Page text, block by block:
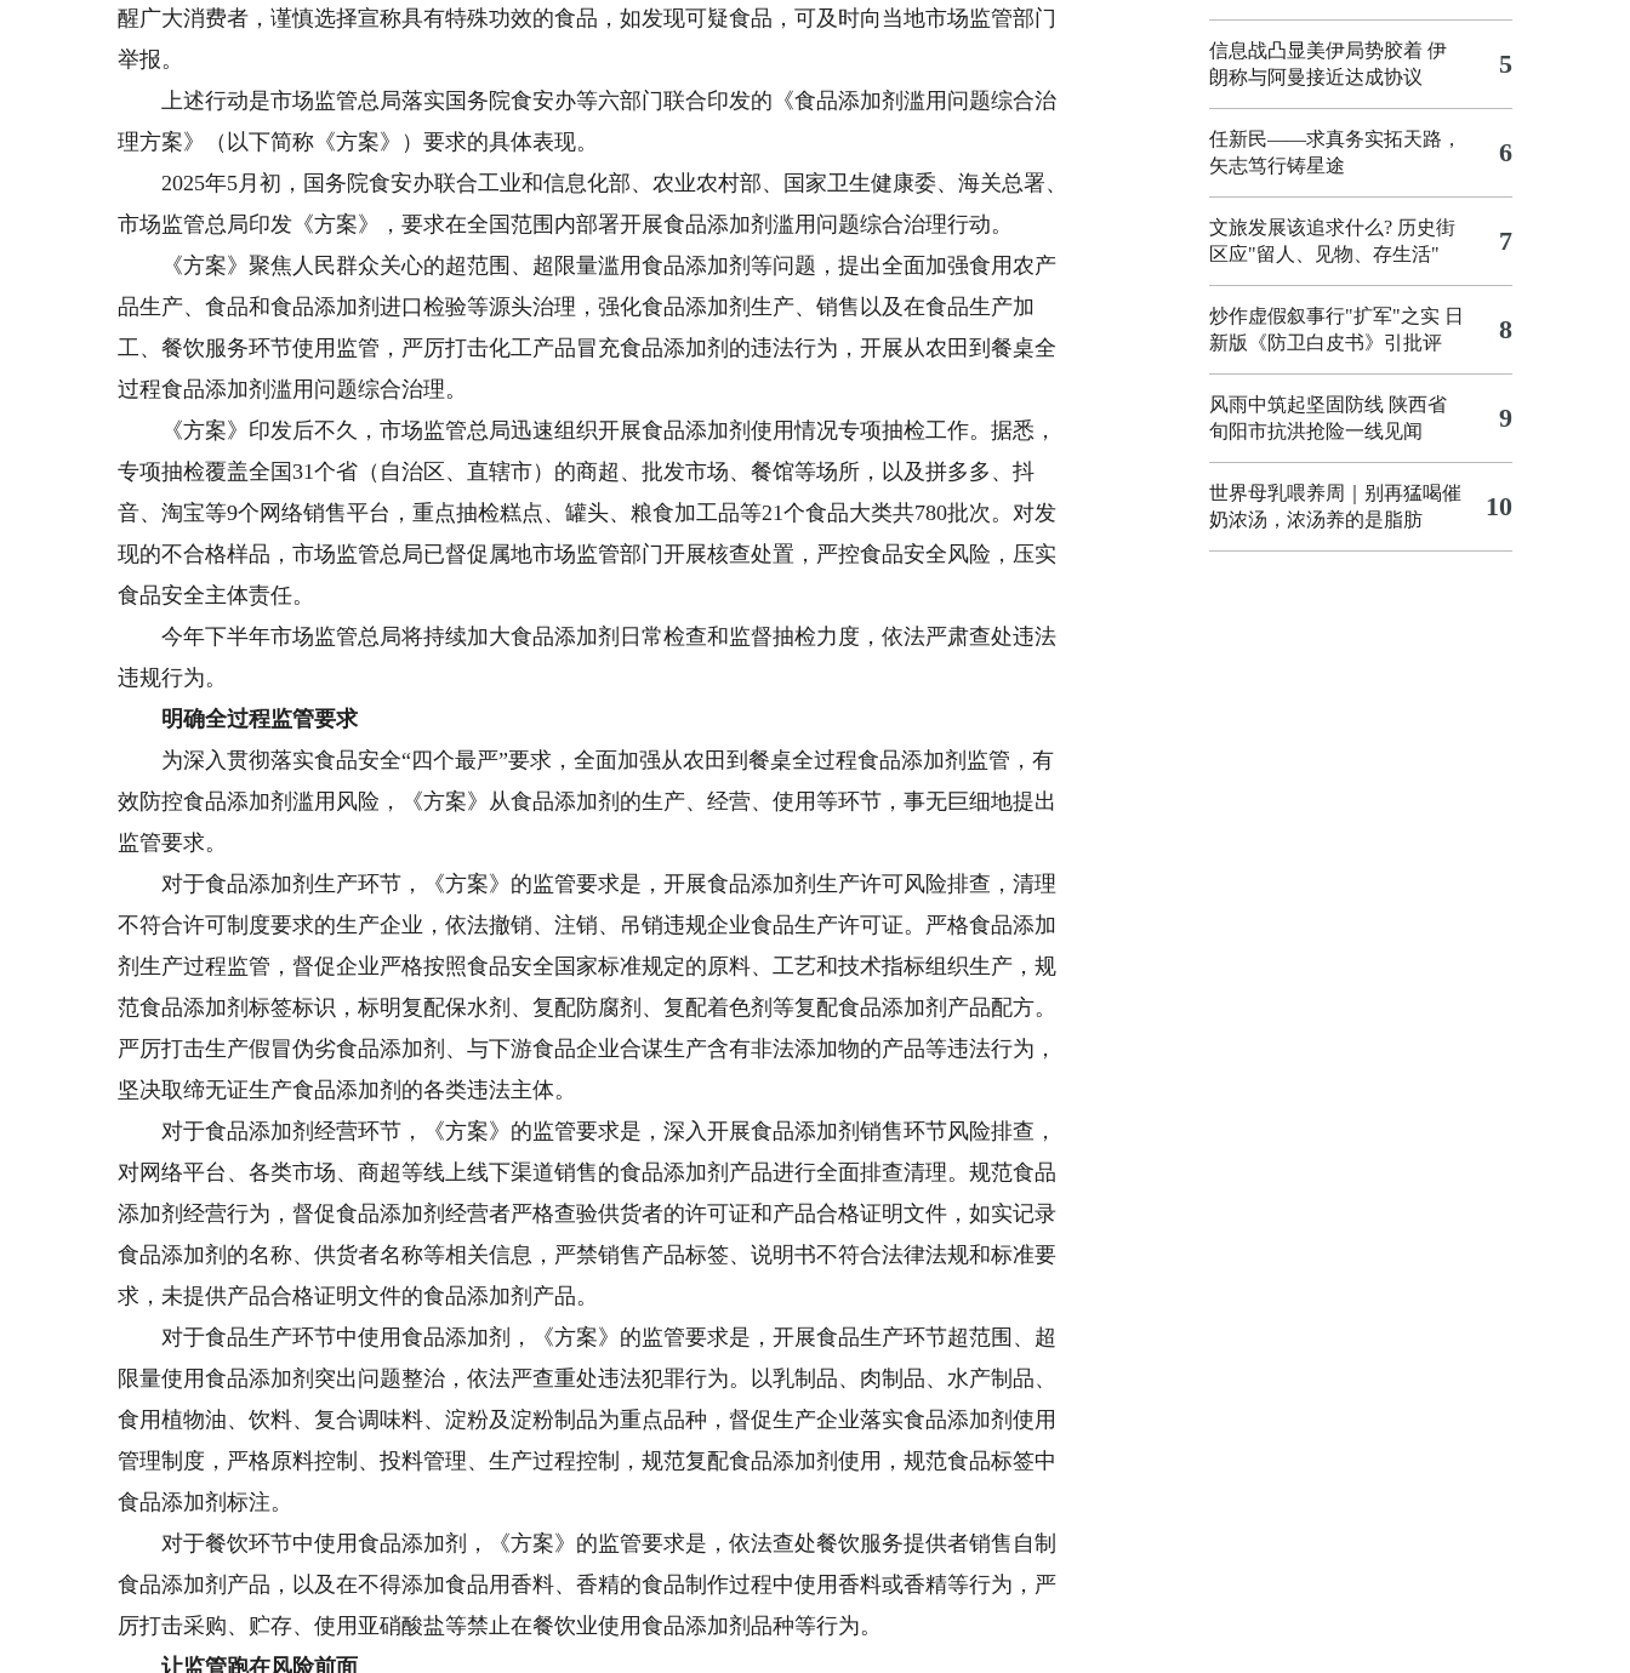
醒广大消费者，谨慎选择宣称具有特殊功效的食品，如发现可疑食品，可及时向当地市场监管部门
举报。
上述行动是市场监管总局落实国务院食安办等六部门联合印发的《食品添加剂滥用问题综合治
理方案》（以下简称《方案》）要求的具体表现。
2025年5月初，国务院食安办联合工业和信息化部、农业农村部、国家卫生健康委、海关总署、
市场监管总局印发《方案》，要求在全国范围内部署开展食品添加剂滥用问题综合治理行动。
《方案》聚焦人民群众关心的超范围、超限量滥用食品添加剂等问题，提出全面加强食用农产
品生产、食品和食品添加剂进口检验等源头治理，强化食品添加剂生产、销售以及在食品生产加
工、餐饮服务环节使用监管，严厉打击化工产品冒充食品添加剂的违法行为，开展从农田到餐桌全
过程食品添加剂滥用问题综合治理。
《方案》印发后不久，市场监管总局迅速组织开展食品添加剂使用情况专项抽检工作。据悉，
专项抽检覆盖全国31个省（自治区、直辖市）的商超、批发市场、餐馆等场所，以及拼多多、抖
音、淘宝等9个网络销售平台，重点抽检糕点、罐头、粮食加工品等21个食品大类共780批次。对发
现的不合格样品，市场监管总局已督促属地市场监管部门开展核查处置，严控食品安全风险，压实
食品安全主体责任。
今年下半年市场监管总局将持续加大食品添加剂日常检查和监督抽检力度，依法严肃查处违法
违规行为。
明确全过程监管要求
为深入贯彻落实食品安全“四个最严”要求，全面加强从农田到餐桌全过程食品添加剂监管，有
效防控食品添加剂滥用风险，《方案》从食品添加剂的生产、经营、使用等环节，事无巨细地提出
监管要求。
对于食品添加剂生产环节，《方案》的监管要求是，开展食品添加剂生产许可风险排查，清理
不符合许可制度要求的生产企业，依法撤销、注销、吊销违规企业食品生产许可证。严格食品添加
剂生产过程监管，督促企业严格按照食品安全国家标准规定的原料、工艺和技术指标组织生产，规
范食品添加剂标签标识，标明复配保水剂、复配防腐剂、复配着色剂等复配食品添加剂产品配方。
严厉打击生产假冒伪劣食品添加剂、与下游食品企业合谋生产含有非法添加物的产品等违法行为，
坚决取缔无证生产食品添加剂的各类违法主体。
对于食品添加剂经营环节，《方案》的监管要求是，深入开展食品添加剂销售环节风险排查，
对网络平台、各类市场、商超等线上线下渠道销售的食品添加剂产品进行全面排查清理。规范食品
添加剂经营行为，督促食品添加剂经营者严格查验供货者的许可证和产品合格证明文件，如实记录
食品添加剂的名称、供货者名称等相关信息，严禁销售产品标签、说明书不符合法律法规和标准要
求，未提供产品合格证明文件的食品添加剂产品。
对于食品生产环节中使用食品添加剂，《方案》的监管要求是，开展食品生产环节超范围、超
限量使用食品添加剂突出问题整治，依法严查重处违法犯罪行为。以乳制品、肉制品、水产制品、
食用植物油、饮料、复合调味料、淀粉及淀粉制品为重点品种，督促生产企业落实食品添加剂使用
管理制度，严格原料控制、投料管理、生产过程控制，规范复配食品添加剂使用，规范食品标签中
食品添加剂标注。
对于餐饮环节中使用食品添加剂，《方案》的监管要求是，依法查处餐饮服务提供者销售自制
食品添加剂产品，以及在不得添加食品用香料、香精的食品制作过程中使用香料或香精等行为，严
厉打击采购、贮存、使用亚硝酸盐等禁止在餐饮业使用食品添加剂品种等行为。
让监管跑在风险前面
信息战凸显美伊局势胶着 伊
朗称与阿曼接近达成协议
5
任新民——求真务实拓天路，
矢志笃行铸星途
6
文旅发展该追求什么? 历史街
区应"留人、见物、存生活"
7
炒作虚假叙事行"扩军"之实 日
新版《防卫白皮书》引批评
8
风雨中筑起坚固防线 陕西省
旬阳市抗洪抢险一线见闻
9
世界母乳喂养周｜别再猛喝催
奶浓汤，浓汤养的是脂肪
10